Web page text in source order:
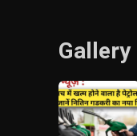
Gallery